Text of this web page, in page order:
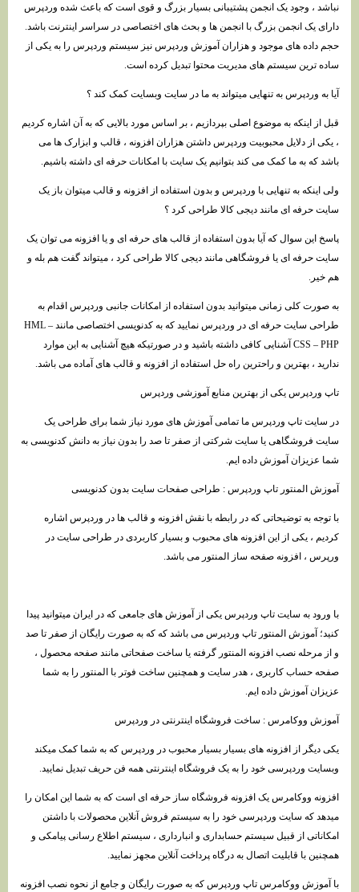
نباشد ، وجود یک انجمن پشتیبانی بسیار بزرگ و قوی است که باعث شده وردپرس
دارای یک انجمن بزرگ با انجمن ها و بحث های اختصاصی در سراسر اینترنت باشد.
حجم داده های موجود و هزاران آموزش وردپرس نیز سیستم وردپرس را به یکی از
ساده ترین سیستم های مدیریت محتوا تبدیل کرده است.
آیا به وردپرس به تنهایی میتواند به ما در سایت وبسایت کمک کند ؟
قبل از اینکه به موضوع اصلی بپردازیم ، بر اساس مورد بالایی که به آن اشاره کردیم
، یکی از دلایل محبوبیت وردپرس داشتن هزاران افزونه ، قالب و ابزارک ها می
باشد که به ما کمک می کند بتوانیم یک سایت با امکانات حرفه ای داشته باشیم.
ولی اینکه به تنهایی با وردپرس و بدون استفاده از افزونه و قالب میتوان باز یک
سایت حرفه ای مانند دیجی کالا طراحی کرد ؟
پاسخ این سوال که آیا بدون استفاده از قالب های حرفه ای و یا افزونه می توان یک
سایت حرفه ای یا فروشگاهی مانند دیجی کالا طراحی کرد ، میتواند گفت هم بله و
هم خیر.
به صورت کلی زمانی میتوانید بدون استفاده از امکانات جانبی وردپرس اقدام به
طراحی سایت حرفه ای در وردپرس نمایید که به کدنویسی اختصاصی مانند HML –
CSS – PHP آشنایی کافی داشته باشید و در صورتیکه هیچ آشنایی به این موارد
ندارید ، بهترین و راحترین راه حل استفاده از افزونه و قالب های آماده می باشد.
تاپ وردپرس یکی از بهترین منابع آموزشی وردپرس
در سایت تاپ وردپرس ما تمامی آموزش های مورد نیاز شما برای طراحی یک
سایت فروشگاهی یا سایت شرکتی از صفر تا صد را بدون نیاز به دانش کدنویسی به
شما عزیزان آموزش داده ایم.
آموزش المنتور تاپ وردپرس : طراحی صفحات سایت بدون کدنویسی
با توجه به توضیحاتی که در رابطه با نقش افزونه و قالب ها در وردپرس اشاره
کردیم ، یکی از این افزونه های محبوب و بسیار کاربردی در طراحی سایت در
ورپرس ، افزونه صفحه ساز المنتور می باشد.
با ورود به سایت تاپ وردپرس یکی از آموزش های جامعی که در ایران میتوانید پیدا
کنید؛ آموزش المنتور تاپ وردپرس می باشد که که به صورت رایگان از صفر تا صد
و از مرحله نصب افزونه المنتور گرفته یا ساخت صفحاتی مانند صفحه محصول ،
صفحه حساب کاربری ، هدر سایت و همچنین ساخت فوتر با المنتور را به شما
عزیزان آموزش داده ایم.
آموزش ووکامرس : ساخت فروشگاه اینترنتی در وردپرس
یکی دیگر از افزونه های بسیار بسیار محبوب در وردپرس که به شما کمک میکند
وبسایت وردپرسی خود را به یک فروشگاه اینترنتی همه فن حریف تبدیل نمایید.
افزونه ووکامرس یک افزونه فروشگاه ساز حرفه ای است که به شما این امکان را
میدهد که سایت وردپرسی خود را به سیستم فروش آنلاین محصولات با داشتن
امکاناتی از قبیل سیستم حسابداری و انبارداری ، سیستم اطلاع رسانی پیامکی و
همچنین با قابلیت اتصال به درگاه پرداخت آنلاین مجهز نمایید.
با آموزش ووکامرس تاپ وردپرس که به صورت رایگان و جامع از نحوه نصب افزونه